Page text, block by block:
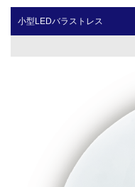
小型LEDバラストレス